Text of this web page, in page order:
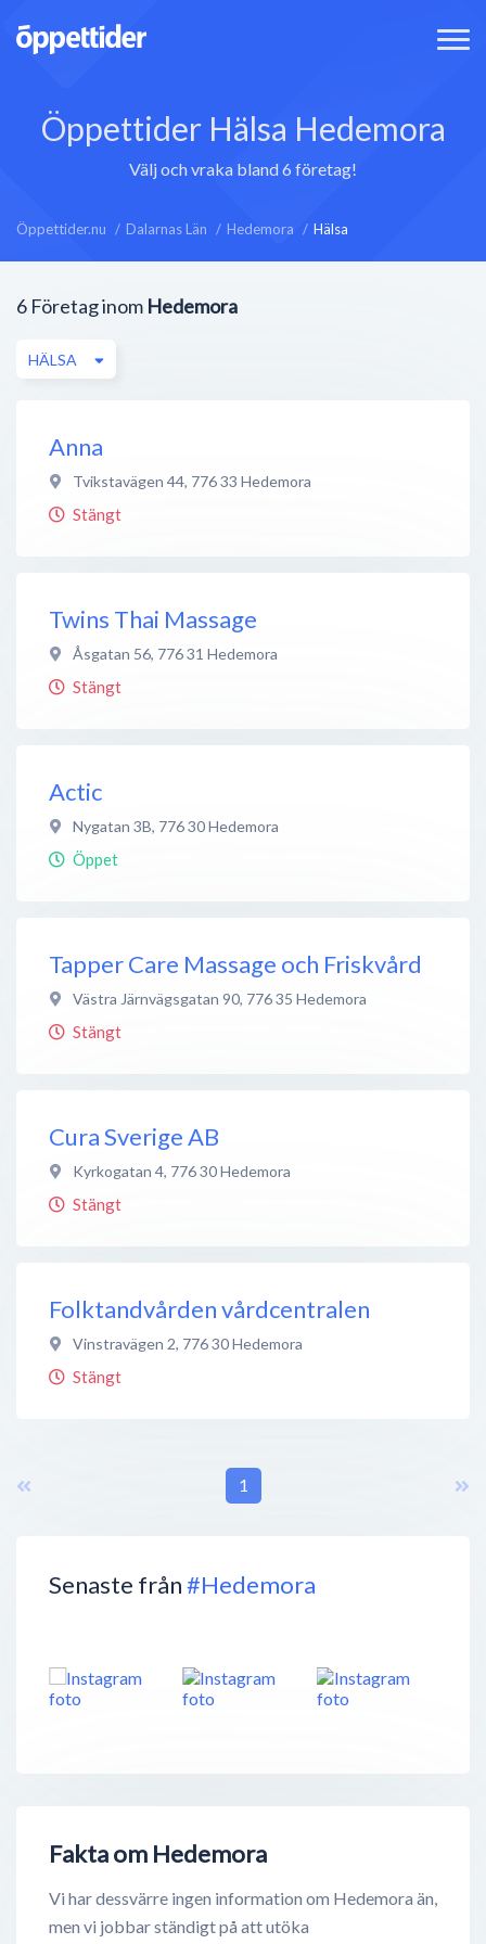
Öppettider Hälsa Hedemora
Välj och vraka bland 6 företag!
Öppettider.nu Dalarnas Län Hedemora Hälsa
Senaste från#Hedemora
Fakta om Hedemora
Vi har dessvärre ingen information om Hedemora än,
men vi jobbar ständigt på att utöka
6 Företag inom Hedemora
HÄLSA
Anna
Tvikstavägen 44, 776 33 Hedemora
Stängt
Twins Thai Massage
Åsgatan 56, 776 31 Hedemora
Stängt
Actic
Nygatan 3B, 776 30Hedemora
Öppet
Tapper Care Massage och Friskvård
Västra Järnvägsgatan 90, 776 35 Hedemora
Stängt
Cura Sverige AB
Kyrkogatan 4, 776 30Hedemora
Stängt
Folktandvården vårdcentralen
Vinstravägen 2, 776 30Hedemora
Stängt
1